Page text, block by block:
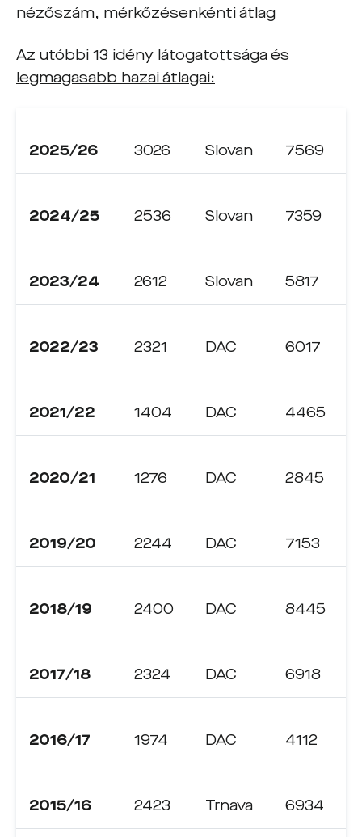
nézőszám, mérkőzésenkénti átlag
Az utóbbi 13 idény látogatottsága és
legmagasabb hazai átlagai:
2025/26 3026 Slovan 7569
2024/25 2536 Slovan 7359
2023/24 2612 Slovan 5817
2022/23 2321 DAC 6017
2021/22 1404 DAC 4465
2020/21 1276 DAC 2845
2019/20 2244 DAC 7153
2018/19 2400 DAC 8445
2017/18 2324 DAC 6918
2016/17 1974 DAC 4112
2015/16 2423 Trnava 6934